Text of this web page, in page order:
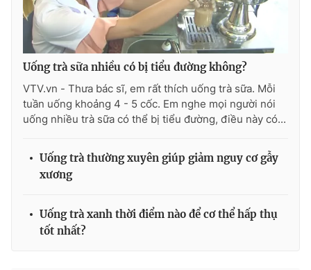
Uống trà sữa nhiều có bị tiểu đường không?
VTV.vn - Thưa bác sĩ, em rất thích uống trà sữa. Mỗi
tuần uống khoảng 4 - 5 cốc. Em nghe mọi người nói
uống nhiều trà sữa có thể bị tiểu đường, điều này có...
Uống trà thường xuyên giúp giảm nguy cơ gẫy
xương
Uống trà xanh thời điểm nào để cơ thể hấp thụ
tốt nhất?